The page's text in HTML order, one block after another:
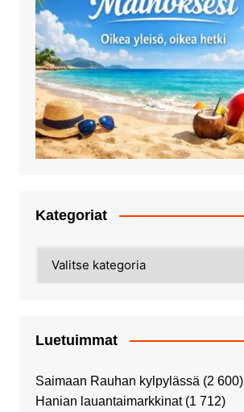
Kategoriat
Luetuimmat
Saimaan Rauhan kylpylässä (2 600)
Hanian lauantaimarkkinat (1 712)